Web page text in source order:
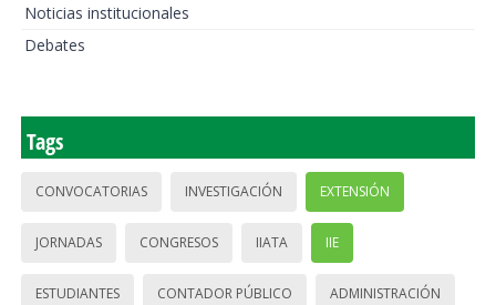
Noticias institucionales
Debates
Tags
CONVOCATORIAS INVESTIGACIÓN EXTENSIÓN
JORNADAS CONGRESOS IIATA IIE
ESTUDIANTES CONTADOR PÚBLICO ADMINISTRACIÓN